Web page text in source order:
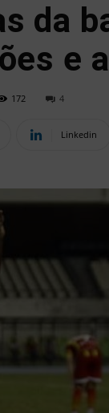
da
e
172 4
Linkedin